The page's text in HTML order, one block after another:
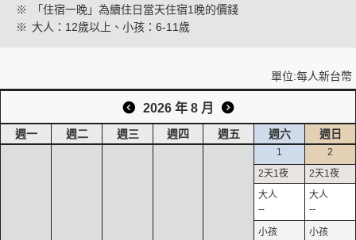
※
「住宿一晚」為續住日當天住宿1晚的價錢
※ 大人：12歲以上、小孩：6-11歲
單位:每人新台幣
2026 年 8 月
週一 週二 週三 週四 週五 週六 週日
1
--
2
--